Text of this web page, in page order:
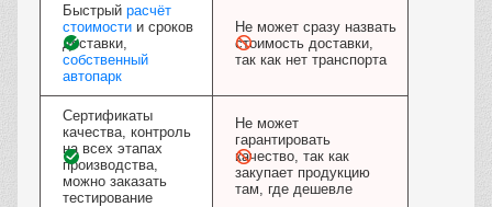
Быстрый расчёт
стоимости и сроков
доставки,
собственный
автопарк
Не может сразу назвать
стоимость доставки,
так как нет транспорта
Сертификаты
качества, контроль
на всех этапах
производства,
можно заказать
тестирование
Не может
гарантировать
качество, так как
закупает продукцию
там, где дешевле